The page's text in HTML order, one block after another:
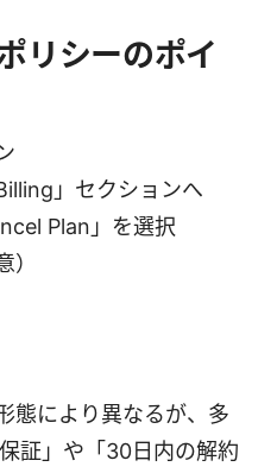
リシーのポイ
」セクションへ
Plan」を選択
態により異なるが、多
証」や「30日内の解約